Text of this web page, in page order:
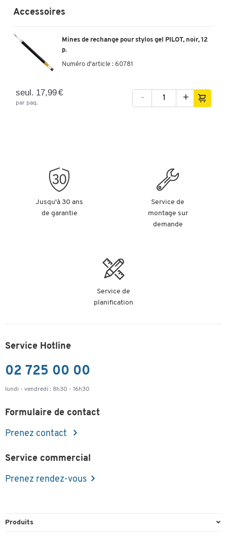
Effaçable
caoutchouté
non
Séchage rapide
Rechargeable non
Diamètre du
Accessoires
Mines de rechange pour stylos gel PILOT, noir, 12
p.
Numéro d'article : 60781
seul. 17,99 €
par paq.
- +
Jusqu'à 30 ans
de garantie
Service de
montage sur
demande
Service de
planification
Service Hotline
02 725 00 00
lundi - vendredi : 8h30 - 16h30
Formulaire de contact
Prenez contact
Service commercial
Prenez rendez-vous
Produits